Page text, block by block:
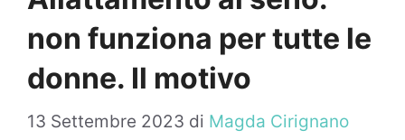
non funziona per tutte le
donne. Il motivo
13 Settembre 2023 di Magda Cirignano